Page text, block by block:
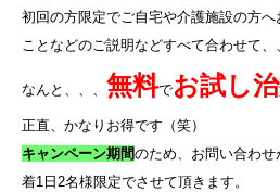
初回の方限定でご自宅や介護施設の方
ことなどのご説明などすべて合わせて、
なんと、、、 無料でお試し
正直、かなりお得です（笑）
キャンペーン期間のため、お問い合わ
着1 日 2名様限定でさせて頂きます。